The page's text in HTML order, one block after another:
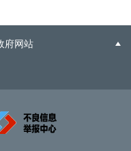
府网站